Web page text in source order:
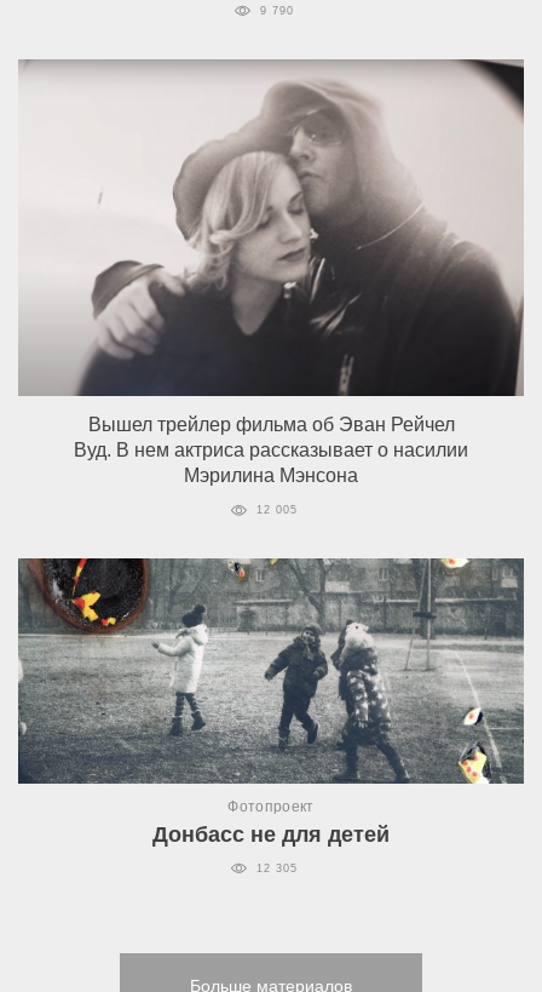
9 790
Вышел трейлер фильма об Эван Рейчел
Вуд. В нем актриса рассказывает о насилии
Мэрилина Мэнсона
12 005
Фотопроект
Донбасс не для детей
12 305
Больше материалов